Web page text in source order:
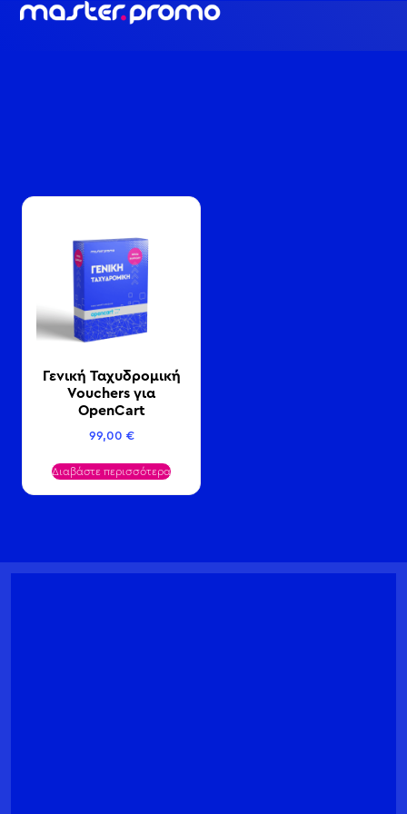
Γενική Ταχυδρομική
Vouchers για
OpenCart
99,00 €
Διαβάστε περισσότερα